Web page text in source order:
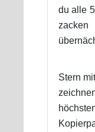
du alle
Stern